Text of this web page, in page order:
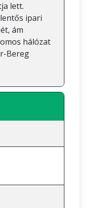
lett.
ipari
ám
hálózat
Bereg